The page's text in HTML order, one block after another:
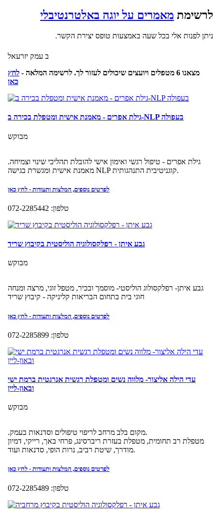
לרשימת מאמרים על יוגה באלטרנטיבלי
ניתן לפנות אלי בכל שעה באמצעות טופס יצירת הקשר.